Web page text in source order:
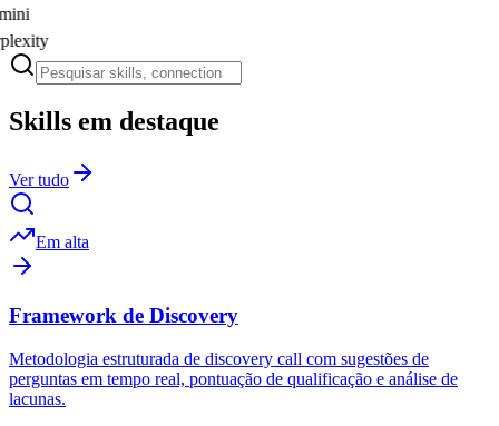
Skills em destaque
Ver tudo
Em alta
Framework de Discovery
Metodologia estruturada de discovery call com sugestões de
perguntas em tempo real, pontuação de qualificação e análise de
lacunas.